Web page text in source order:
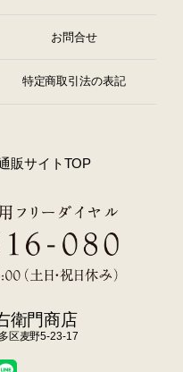
お問合せ
特定商取引法の表記
販サイトTOP
衛門商店
区麦野5-23-17